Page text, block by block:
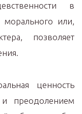
в
морального или,
позволяет
ценность
и преодолением